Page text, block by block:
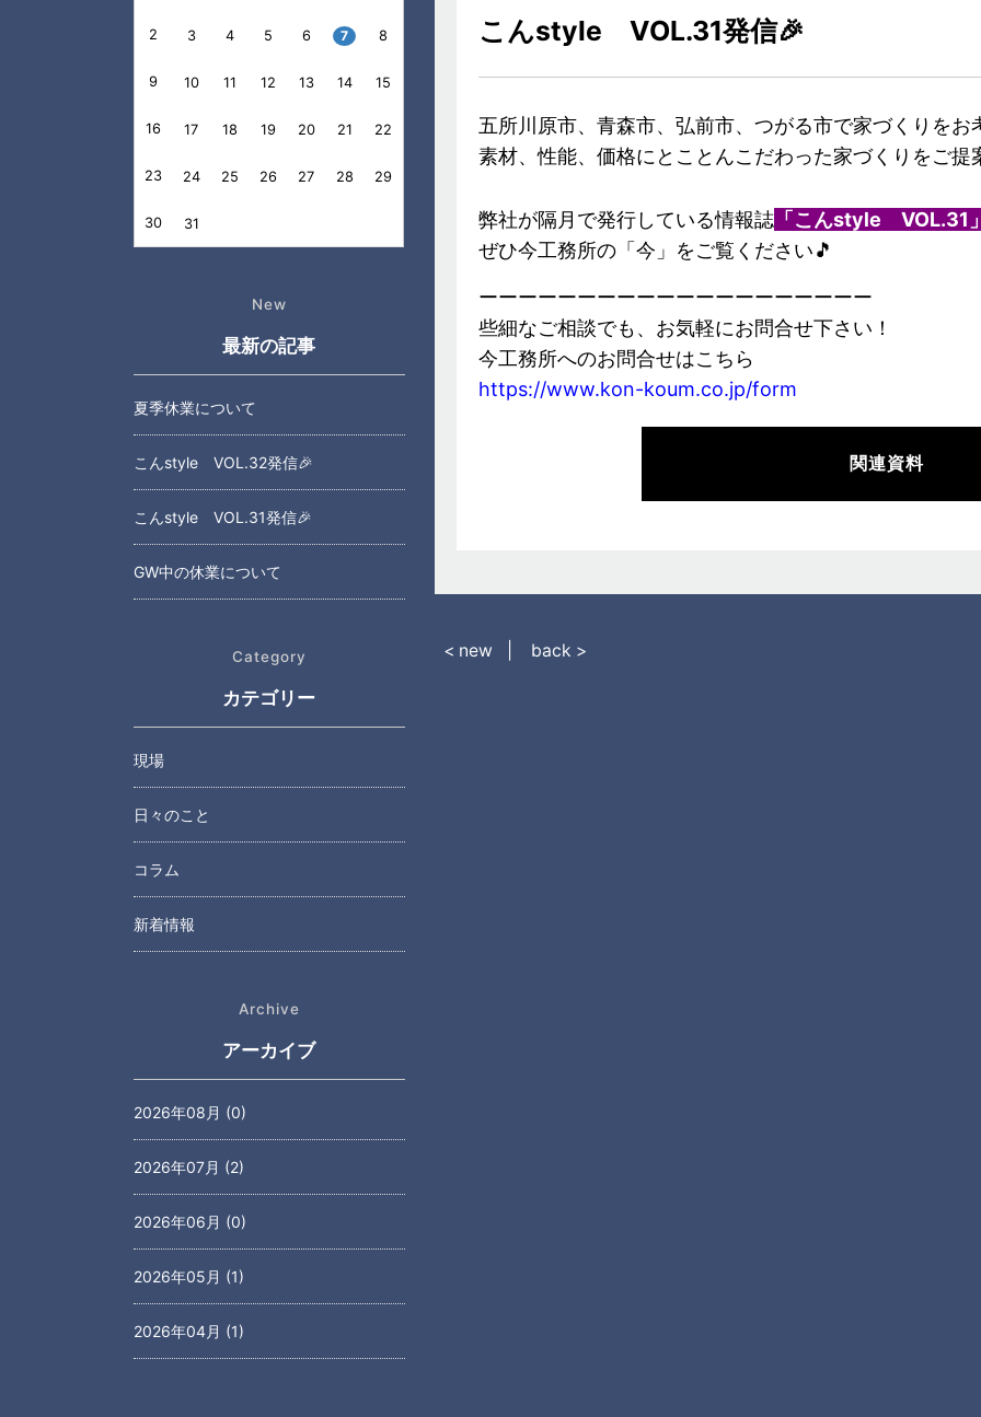
こんstyle VOL.31発信🎉
五所川原市、青森市、弘前市、つがる市で家づくりをお
素材、性能、価格にとことんこだわった家づくりをご提
弊社が隔月で発行している情報誌 「こんstyle VOL.31
ぜひ今工務所の「今」をご覧ください🎵
ーーーーーーーーーーーーーーーーーーーー
些細なご相談でも、お気軽にお問合せ下さい！
今工務所へのお問合せはこちら
https://www.kon-koum.co.jp/form
関連資料
< new back >
2 3 4 5 6 7 8
9 10 11 12 13 14 15
16 17 18 19 20 21 22
23 24 25 26 27 28 29
30 31
New
最新の記事
夏季休業について
こんstyle VOL.32発信🎉
こんstyle VOL.31発信🎉
GW中の休業について
Category
カテゴリー
現場
日々のこと
コラム
新着情報
Archive
アーカイブ
2026年08月 (0)
2026年07月 (2)
2026年06月 (0)
2026年05月 (1)
2026年04月 (1)